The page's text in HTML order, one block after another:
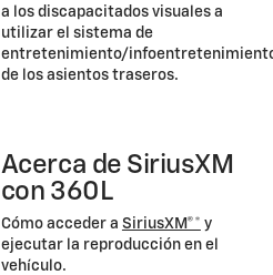
a los discapacitados visuales a
utilizar el sistema de
entretenimiento/
de los asientos traseros.
Acerca de SiriusXM
con 360L
Cómo acceder a SiriusXM®* y
ejecutar la reproducción en el
vehículo.